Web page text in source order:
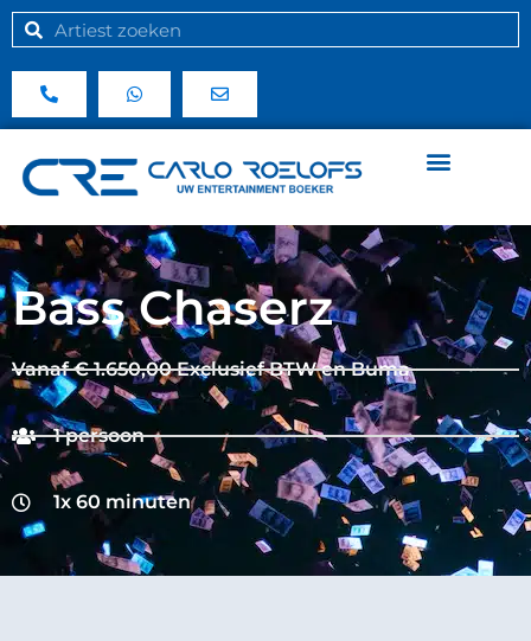
Bass Chaserz
Vanaf € 1.650,00 Exclusief BTW en Buma
1 persoon
1x 60 minuten